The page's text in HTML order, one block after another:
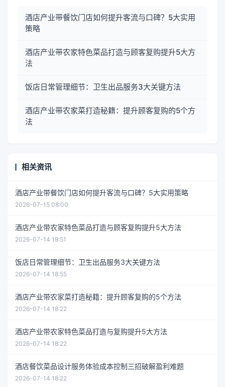
酒店产业带餐饮门店如何提升客流与口碑？5大实用
策略
酒店产业带农家特色菜品打造与顾客复购提升5大方
法
饭店日常管理细节：卫生出品服务3大关键方法
酒店产业带农家菜打造秘籍：提升顾客复购的5个方
法
相关资讯
酒店产业带餐饮门店如何提升客流与口碑？5大实用策略
2026-07-15 08:00
酒店产业带农家特色菜品打造与顾客复购提升5大方法
2026-07-14 19:51
饭店日常管理细节：卫生出品服务3大关键方法
2026-07-14 18:55
酒店产业带农家菜打造秘籍：提升顾客复购的5个方法
2026-07-14 18:22
酒店产业带农家特色菜品打造与复购提升5大方法
2026-07-14 18:22
酒店餐饮菜品设计服务体验成本控制三招破解盈利难题
2026-07-14 18:22